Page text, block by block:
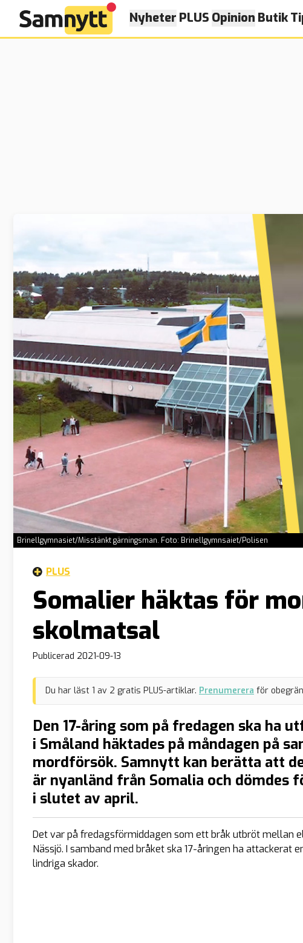
Nyheter PLUS Opinion Butik
Brinellgymnasiet/Misstänkt gärningsman. Foto: Brinellgymnsaiet/Polisen
PLUS
Somalier häktas för
skolmatsal
Publicerad 2021-09-13
Du har läst 1 av 2 gratis PLUS-artiklar. Prenumerera för
Den 17-åring som på fredagen ska ha
i Småland häktades på måndagen på
mordförsök. Samnytt kan berätta att
är nyanländ från Somalia och dömdes
i slutet av april.
Det var på fredagsförmiddagen som ett bråk utbröt mellan
Nässjö. I samband med bråket ska 17-åringen ha attackerat
lindriga skador.